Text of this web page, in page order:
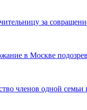
за
в Москве
членов одной семьи